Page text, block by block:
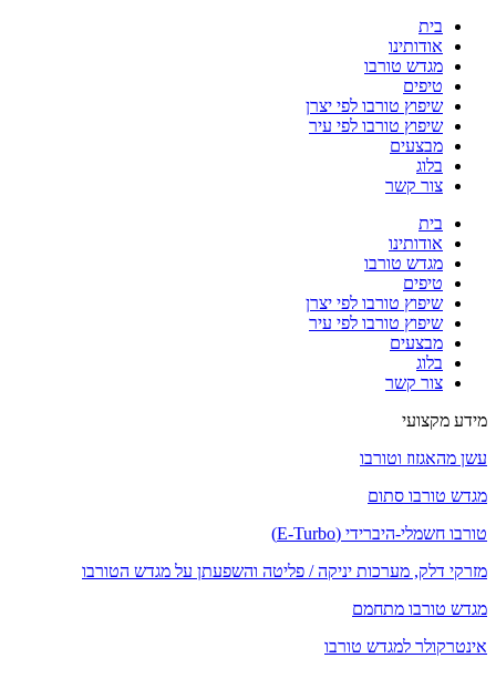
בית
אודותינו
מגדש טורבו
טיפים
שיפוץ טורבו לפי יצרן
שיפוץ טורבו לפי עיר
מבצעים
בלוג
צור קשר
בית
אודותינו
מגדש טורבו
טיפים
שיפוץ טורבו לפי יצרן
שיפוץ טורבו לפי עיר
מבצעים
בלוג
צור קשר
מידע מקצועי
עשן מהאגזוז וטורבו
מגדש טורבו סתום
טורבו חשמלי-היברידי (E-Turbo)
מזרקי דלק, מערכות יניקה / פליטה והשפעתן על מגדש הטורבו
מגדש טורבו מתחמם
אינטרקולר למגדש טורבו